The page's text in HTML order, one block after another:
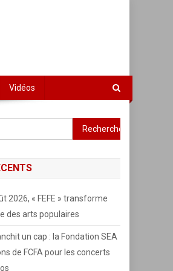
Vidéos
Rechercher :
2026, « FEFE » transforme
des arts populaires
un cap : la Fondation SEA
de FCFA pour les concerts